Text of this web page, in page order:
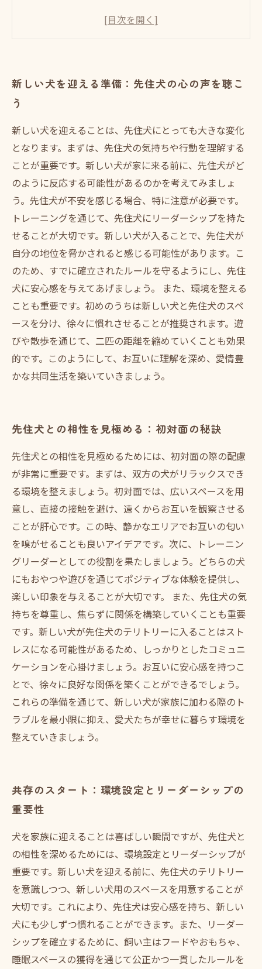
共存のスタート：環境設定とリーダーシップの
トラブル回避のために：先住犬とのコミュニケ
新しい家族の始まり：先住犬と新しい犬の共生
エピソード
ハッピーライフを実現：互いに愛し合う犬たち
とともに
新しい犬を迎える準備：先住犬の心の声を聴こ
う
新しい犬を迎えることは、先住犬にとっても大きな変化
となります。まずは、先住犬の気持ちや行動を理解する
ことが重要です。新しい犬が家に来る前に、先住犬がど
のように反応する可能性があるのかを考えてみましょ
う。先住犬が不安を感じる場合、特に注意が必要です。
トレーニングを通じて、先住犬にリーダーシップを持た
せることが大切です。新しい犬が入ることで、先住犬が
自分の地位を脅かされると感じる可能性があります。こ
のため、すでに確立されたルールを守るようにし、先住
犬に安心感を与えてあげましょう。 また、環境を整える
ことも重要です。初めのうちは新しい犬と先住犬のスペ
ースを分け、徐々に慣れさせることが推奨されます。遊
びや散歩を通じて、二匹の距離を縮めていくことも効果
的です。このようにして、お互いに理解を深め、愛情豊
かな共同生活を築いていきましょう。
先住犬との相性を見極める：初対面の秘訣
先住犬との相性を見極めるためには、初対面の際の配慮
が非常に重要です。まずは、双方の犬がリラックスでき
る環境を整えましょう。初対面では、広いスペースを用
意し、直接の接触を避け、遠くからお互いを観察させる
ことが肝心です。この時、静かなエリアでお互いの匂い
を嗅がせることも良いアイデアです。次に、トレーニン
グリーダーとしての役割を果たしましょう。どちらの犬
にもおやつや遊びを通じてポジティブな体験を提供し、
楽しい印象を与えることが大切です。 また、先住犬の気
持ちを尊重し、焦らずに関係を構築していくことも重要
です。新しい犬が先住犬のテリトリーに入ることはスト
レスになる可能性があるため、しっかりとしたコミュニ
ケーションを心掛けましょう。お互いに安心感を持つこ
とで、徐々に良好な関係を築くことができるでしょう。
これらの準備を通じて、新しい犬が家族に加わる際のト
ラブルを最小限に抑え、愛犬たちが幸せに暮らす環境を
整えていきましょう。
共存のスタート：環境設定とリーダーシップの
重要性
犬を家族に迎えることは喜ばしい瞬間ですが、先住犬と
の相性を深めるためには、環境設定とリーダーシップが
重要です。新しい犬を迎える前に、先住犬のテリトリー
を意識しつつ、新しい犬用のスペースを用意することが
大切です。これにより、先住犬は安心感を持ち、新しい
犬にも少しずつ慣れることができます。また、リーダー
シップを確立するために、飼い主はフードやおもちゃ、
睡眠スペースの獲得を通じて公正かつ一貫したルールを